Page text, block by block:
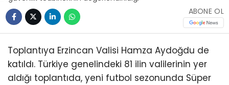
ABONE OL
Toplantıya Erzincan Valisi Hamza Aydoğdu de
katıldı. Türkiye genelindeki 81 ilin valilerinin yer
aldığı toplantıda, yeni futbol sezonunda Süper